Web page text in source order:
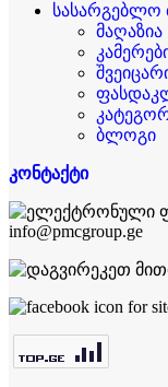
სასარგებლო
მაღაზია
ბლოგი
კონტაქტი
info@pmcgroup.ge